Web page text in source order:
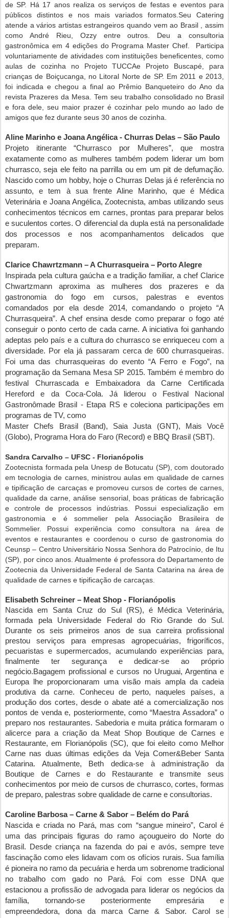
de SP. Há 17 anos realiza os serviços de festas e eventos para
públicos distintos e nos mais variados formatos.Seu Catering
atende a vários artistas estrangeiros quando vem ao Brasil , assim
como André Rieu, Ozzy entre outros. Deu a consultoria
gastronômica em 4 edições do Programa Master Chef. Participa
voluntariamente de atividades com instituições beneficentes, como
aulas de cozinha no
Projeto TUCCAe Projeto Buscapé , para
crianças de Boiçucanga, no Litoral Norte de SP. Em 2011 e 2013,
foi indicada e chegou a final ao Prêmio Banqueteiro do Ano da
revista Prazeres da Mesa. Tem seu trabalho consolidado no Brasil
e fora dele, seu maior prazer é cozinhar pelo mundo ao lado de
amigos que fez durante seus 30 anos de cozinha.
Aline Marinho e Joana Angélica - Churras Delas – São Paulo
Projeto itinerante “Churrasco por Mulheres”, que mostra
exatamente como as mulheres também podem liderar um bom
churrasco, seja ele feito na parrilla ou em um pit de defumação.
Nascido como um hobby, hoje o Churras Delas já é referência no
assunto, e tem à sua frente Aline Marinho, que é Médica
Veterinária e Joana Angélica, Zootecnista, ambas utilizando seus
conhecimentos técnicos em carnes, prontas para preparar belos
e suculentos cortes. O diferencial da dupla está na personalidade
dos processos e nos acompanhamentos delicados que
preparam.
Clarice Chawrtzmann – A Churrasqueira – Porto Alegre
Inspirada pela cultura gaúcha e a tradição familiar, a chef Clarice
Chwartzmann aproxima as mulheres dos prazeres e da
gastronomia do fogo em cursos, palestras e eventos
comandados por ela desde 2014, comandando o projeto “A
Churrasqueira”. A chef ensina desde como preparar o fogo até
conseguir o ponto certo de cada carne. A iniciativa foi ganhando
adeptas pelo país e a cultura do churrasco se enriqueceu com a
diversidade. Por ela já passaram cerca de 600 churrasqueiras.
Foi uma das churrasqueiras do evento “A Ferro e Fogo”, na
programação da Semana Mesa SP 2015. Também é membro do
festival Churrascada e Embaixadora da Carne Certificada
Hereford e da Coca-Cola. Já liderou o Festival Nacional
Gastronômade Brasil - Etapa RS e coleciona participações em
programas de TV, como
Master Chefs Brasil (Band), Saia Justa (GNT), Mais Você
(Globo), Programa Hora do Faro (Record) e BBQ Brasil (SBT).
Sandra Carvalho – UFSC - Florianópolis
Zootecnista formada pela Unesp de Botucatu (SP), com doutorado
em tecnologia de carnes, ministrou aulas em qualidade de carnes
e tipificação de carcaças e promoveu cursos de cortes de carnes,
qualidade da carne, análise sensorial, boas práticas de fabricação
e controle de processos indústrias. Possui especialização em
gastronomia e é sommelier pela Associação Brasileira de
Sommelier. Possui experiência como consultora na área de
eventos e restaurantes e coordenou o curso de gastronomia do
Ceunsp – Centro Universitário Nossa Senhora do Patrocínio, de Itu
(SP), por cinco anos. Atualmente é professora do Departamento de
Zootecnia da Universidade Federal de Santa Catarina na área de
qualidade de carnes e tipificação de carcaças.
Elisabeth Schreiner – Meat Shop - Florianópolis
Nascida em Santa Cruz do Sul (RS), é Médica Veterinária,
formada pela Universidade Federal do Rio Grande do Sul.
Durante os seis primeiros anos de sua carreira profissional
prestou serviços para empresas agropecuárias, frigoríficos,
pecuaristas e supermercados, acumulando experiências para,
finalmente ter segurança e dedicar-se ao próprio
negócio.Bagagem profissional e cursos no Uruguai, Argentina e
Europa lhe proporcionaram uma visão mais ampla da cadeia
produtiva da carne. Conheceu de perto, naqueles países, a
produção dos cortes, desde o abate até a comercialização nos
pontos de venda e, posteriormente, como “Maestra Assadora” o
preparo nos restaurantes. Sabedoria e muita prática formaram o
alicerce para a criação da Meat Shop Boutique de Carnes e
Restaurante, em Florianópolis (SC), que foi eleito como Melhor
Carne nas duas últimas edições da Veja Comer&Beber Santa
Catarina. Atualmente, Beth dedica-se à administração da
Boutique de Carnes e do Restaurante e transmite seus
conhecimentos por meio de cursos de churrasco, cortes, formas
de preparo, palestras sobre qualidade de carne e consultorias.
Caroline Barbosa – Carne & Sabor – Belém do Pará
Nascida e criada no Pará, mas com “sangue mineiro”, Carol é
uma das principais figuras do ramo açougueiro do Norte do
Brasil. Desde criança na fazenda do pai e avós, sempre teve
fascinação como eles lidavam com os ofícios rurais. Sua família
é pioneira no ramo da pecuária e herda um sobrenome tradicional
no trabalho com gado no Pará. Foi com esse DNA que
estacionou a profissão de advogada para liderar os negócios da
família, tornando-se posteriormente empresária e
empreendedora, dona da marca Carne & Sabor. Carol se